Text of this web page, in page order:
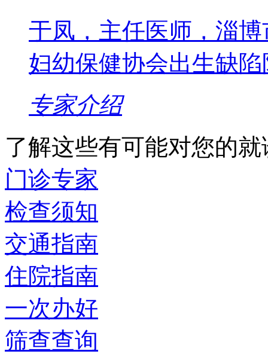
于凤，主任医师，淄
妇幼保健协会出生缺
专家介绍
了解这些有可能对您的
门诊专家
检查须知
交通指南
住院指南
一次办好
筛查查询